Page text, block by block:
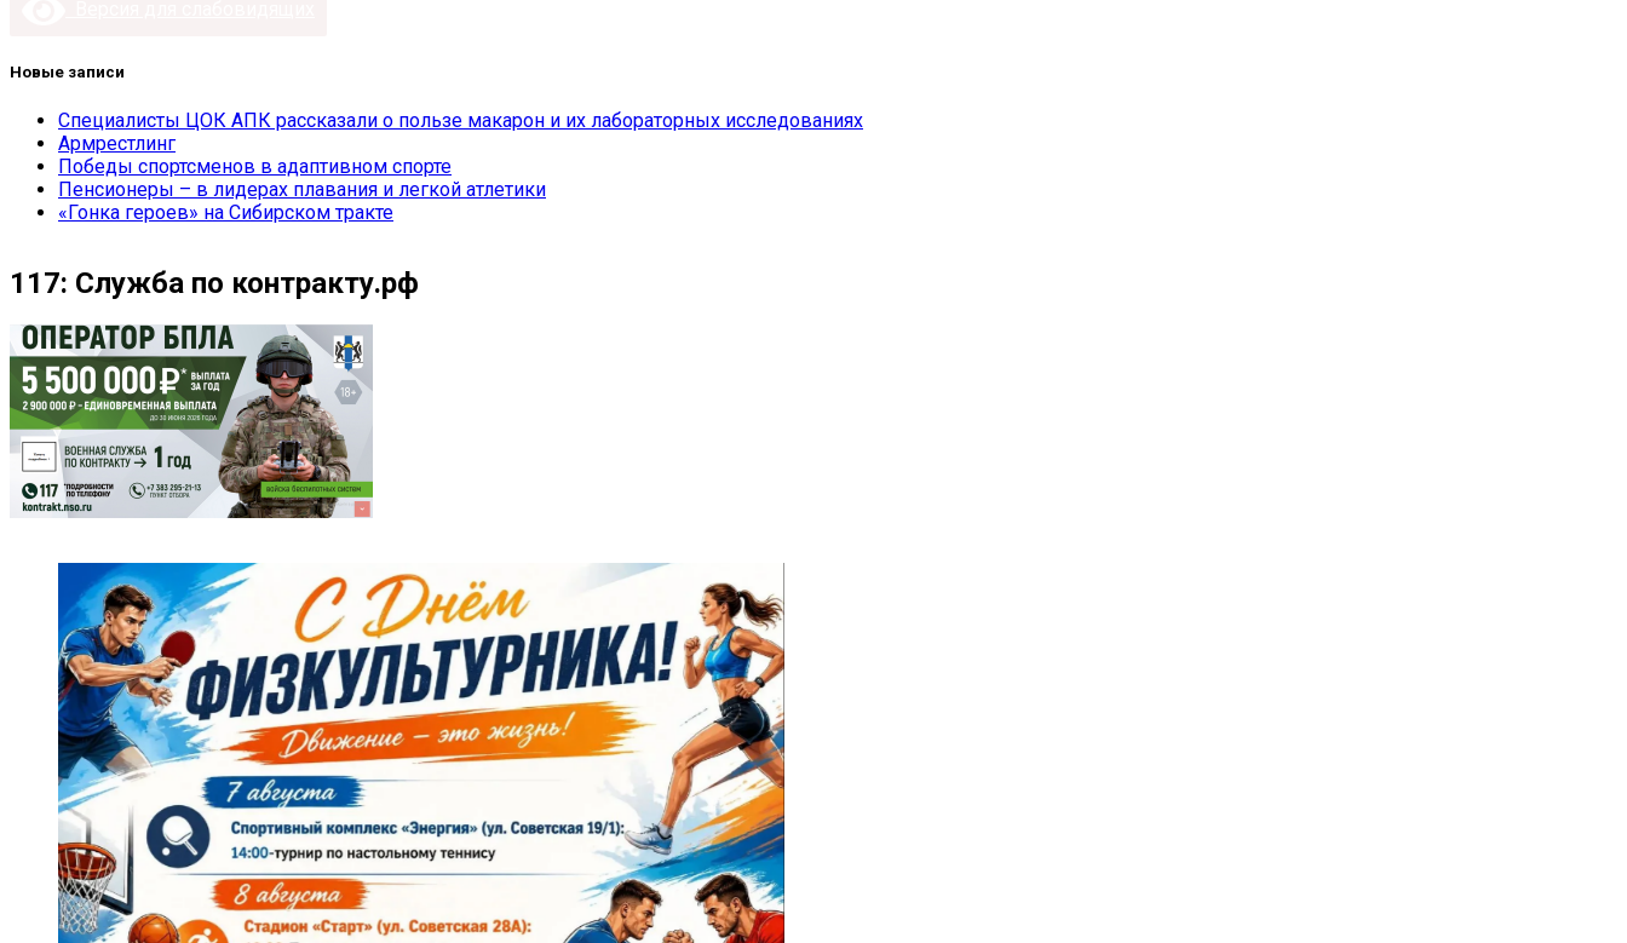
Новые записи
Специалисты ЦОК АПК рассказали о пользе макарон и их лабораторных исследованиях
Армрестлинг
Победы спортсменов в адаптивном спорте
Пенсионеры – в лидерах плавания и легкой атлетики
«Гонка героев» на Сибирском тракте
117: Служба по контракту.рф